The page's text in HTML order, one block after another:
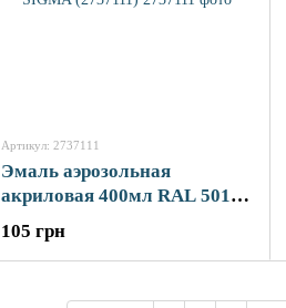
Артикул: 2737111
Эмаль аэрозольная
акриловая 400мл RAL 5012
(2737111)
105 грн